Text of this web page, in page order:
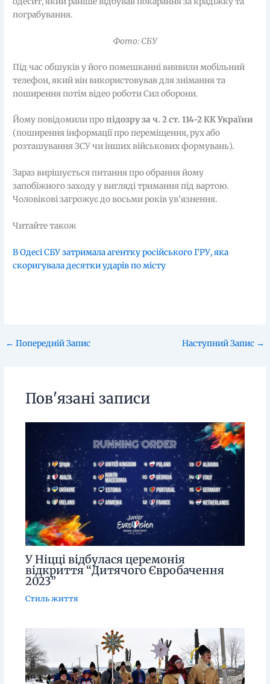
пограбування.
Фото: СБУ
Під час обшуків у його помешканні виявили мобільний
телефон, який він використовував для знімання та
поширення потім відео роботи Сил оборони.
Йому повідомили пропідозру за ч. 2 ст. 114-2 КК України
(поширення інформації про переміщення, рух або
розташування ЗСУ чи інших військових формувань).
Зараз вирішується питання про обрання йому
запобіжного заходу у вигляді тримання під вартою.
Чоловікові загрожує до восьми років ув’язнення.
Читайте також
В Одесі СБУ затримала агентку російського ГРУ, яка
скоригувала десятки ударів по місту
← Попередній Запис Наступний Запис →
Пов'язані записи
У Ніцці відбулася церемонія
відкриття “Дитячого Євробачення
2023”
Стиль життя